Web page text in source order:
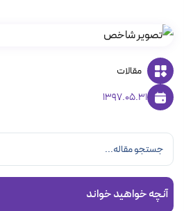
مقالات
1397.05.31
آنچه خواهید خواند